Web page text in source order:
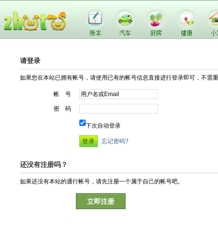
请登录
如果您在本站已拥有帐号，请使用已有的帐号信息直接进行登录即可，不需
帐 号
密 码
下次自动登录
忘记密码?
还没有注册吗？
如果还没有本站的通行帐号，请先注册一个属于自己的帐号吧。
立即注册